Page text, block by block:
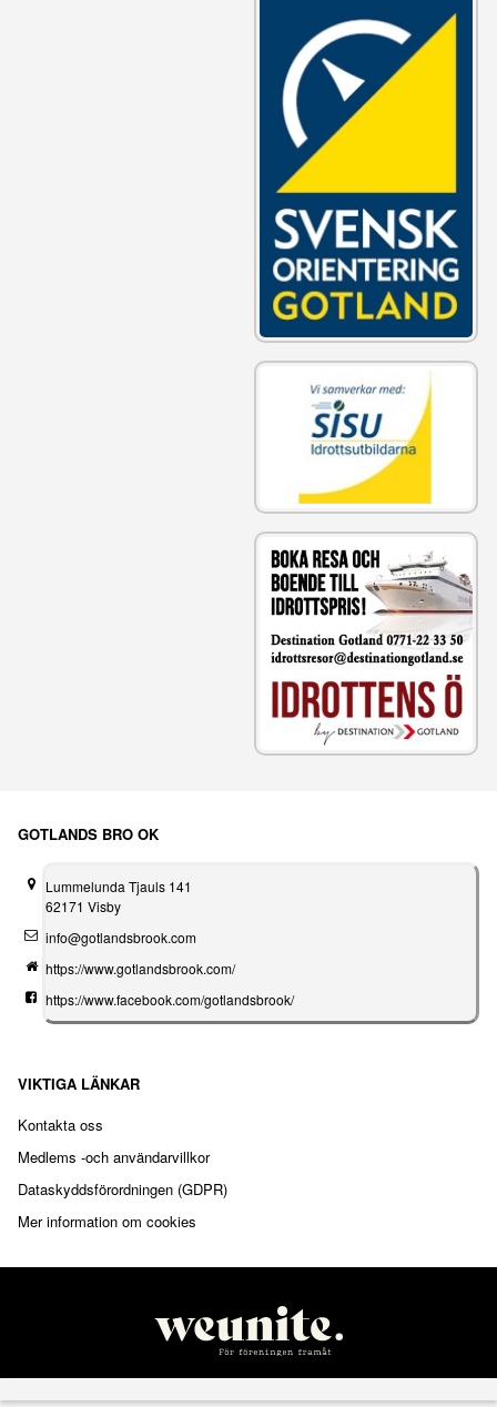
GOTLANDS BRO OK
Lummelunda Tjauls 141
62171 Visby
info@gotlandsbrook.com
https://www.gotlandsbrook.com/
https://www.facebook.com/gotlandsbrook/
VIKTIGA LÄNKAR
Kontakta oss
Medlems -och användarvillkor
Dataskyddsförordningen (GDPR)
Mer information om cookies